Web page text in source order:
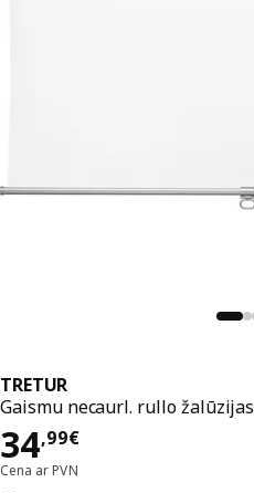
TRETUR
Gaismu necaurl. rullo
34,99€
Cena 34,99€
Cena ar PVN